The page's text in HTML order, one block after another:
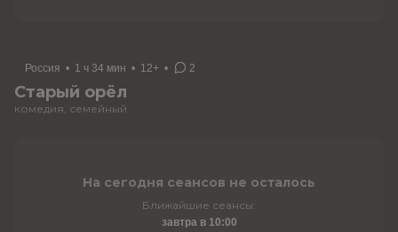
Россия • 1 ч 34 мин • 12+ • 2
Старый орёл
комедия, семейный
На сегодня сеансов не осталось
Ближайшие сеансы:
завтра в 10:00